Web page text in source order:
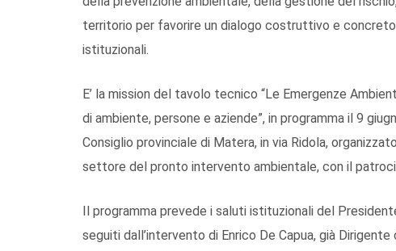
territorio per favorire un dialogo costruttivo e
istituzionali.
E’ la mission del tavolo tecnico “Le Emergenze
di ambiente, persone e aziende”, in programma il 9
Consiglio provinciale di Matera, in via Ridola,
settore del pronto intervento ambientale, con il
Il programma prevede i saluti istituzionali del
seguiti dall’intervento di Enrico De Capua, già